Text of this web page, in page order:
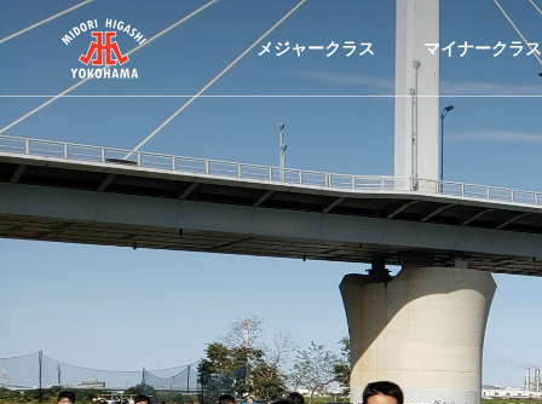
メジャークラス マイナークラス